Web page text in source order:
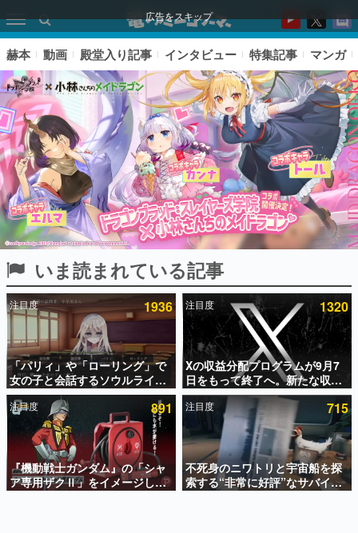
広告をスキップ
ピックアップ
電ファミのいま読まれている記事ランキング
アプリセール情報
インタビュー
連載・特集一覧
殿堂入り記事
SNS拡散数が数千以上！ ページビュー数万以上！ などな
ど。多くの人々に読まれた、電ファミ渾身の“殿堂入り”記
事をまとめました。
赫本 動画 殿堂入り記事 インタビュー 特集記事 マンガ
いま読まれている記事
注目度 1936
「パリィ」や「ローリング」で
女の子と会話するソウルライク
恋愛ゲーム『小早川さんはソウ
ルライク』無料公開。返事に失
敗すると「YOU DIED」
注目度 1320
Xの収益分配プログラムが9月7
日をもって終了へ。新たな収益
化制度「Original Content
Rewards Program」を発表
注目度 891
『機動戦士ガンダム』の「シャ
ア専用ザクⅡ」をイメージした
散水ホースリールが予約開始。
注目度 715
不死身のニワトリと宇宙船を探
索する“非常に好評”なサバイバ
ルゲーム『Breathedge』が無